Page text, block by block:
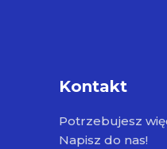
Kontakt
Potrzebujesz
Napisz do nas!